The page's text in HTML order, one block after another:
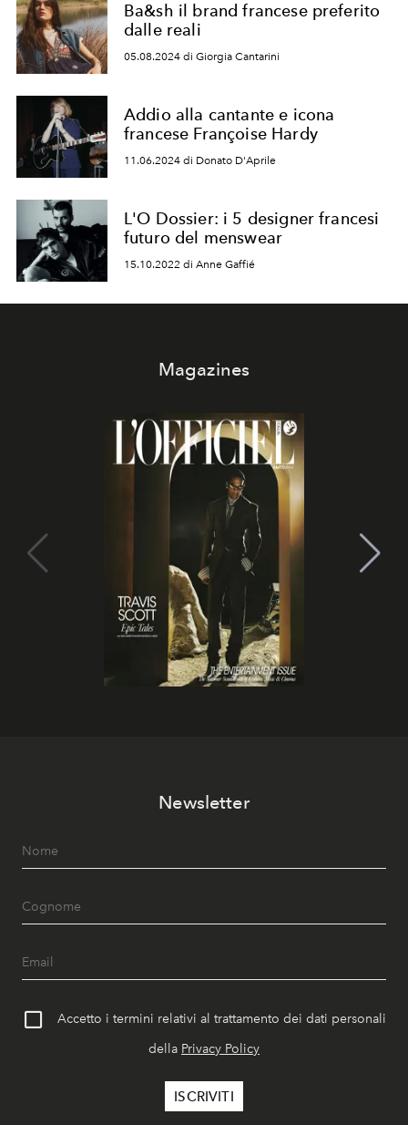
Ba&sh il brand francese preferito
dalle reali
05.08.2024 di Giorgia Cantarini
Addio alla cantante e icona
francese Françoise Hardy
11.06.2024 di Donato D'Aprile
L'O Dossier: i 5 designer francesi
futuro del menswear
15.10.2022 di Anne Gaffié
Magazines
Newsletter
Accetto i termini relativi al trattamento dei dati personali
della Privacy Policy